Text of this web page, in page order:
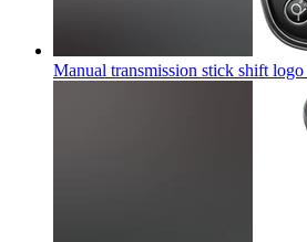
Manual transmission stick shift logo